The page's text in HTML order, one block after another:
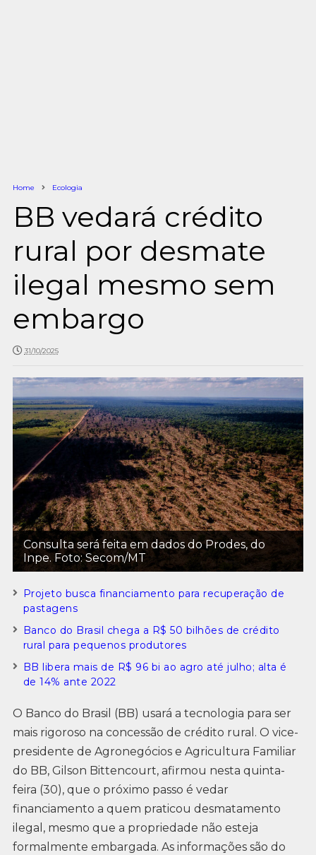
Home Ecologia
BB vedará crédito
rural por desmate
ilegal mesmo sem
embargo
31/10/2025
Consulta será feita em dados do Prodes, do
Inpe. Foto: Secom/MT
Projeto busca financiamento para recuperação de
pastagens
Banco do Brasil chega a R$ 50 bilhões de crédito
rural para pequenos produtores
BB libera mais de R$ 96 bi ao agro até julho; alta é
de 14% ante 2022
O Banco do Brasil (BB) usará a tecnologia para ser
mais rigoroso na concessão de crédito rural. O vice-
presidente de Agronegócios e Agricultura Familiar
do BB, Gilson Bittencourt, afirmou nesta quinta-
feira (30), que o próximo passo é vedar
financiamento a quem praticou desmatamento
ilegal, mesmo que a propriedade não esteja
formalmente embargada. As informações são do